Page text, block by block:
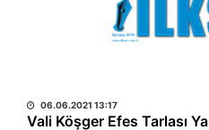
06.06.2021 13:17
Vali Köşger Efes Tarlası